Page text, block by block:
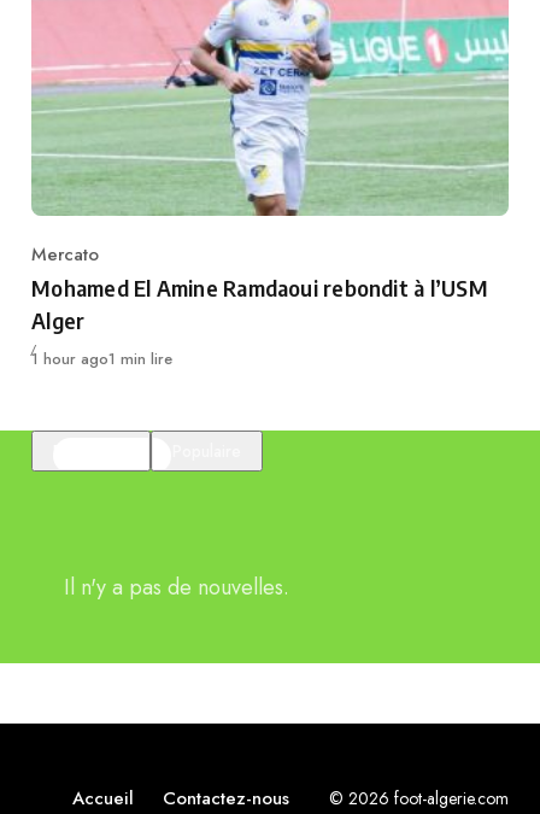
Category
Mercato
Mohamed El Amine Ramdaoui rebondit à l’USM
Alger
Publié
1 hour ago1 min lire
Il n'y a pas de nouvelles.
Accueil Contactez-nous © 2026 foot-algerie.com